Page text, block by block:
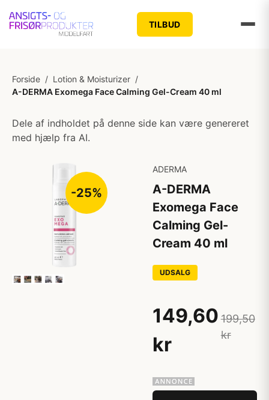
TILBUD
Forside / Lotion & Moisturizer /
A-DERMA Exomega Face Calming Gel-Cream 40 ml
Dele af indholdet på denne side kan være genereret
med hjælp fra AI.
-25%
ADERMA
A-DERMA
Exomega Face
Calming Gel-
Cream 40 ml
UDSALG
149,60
kr
199,50
kr